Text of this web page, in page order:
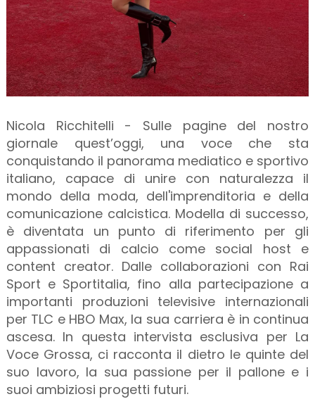
Nicola Ricchitelli - Sulle pagine del nostro
giornale quest’oggi, una voce che sta
conquistando il panorama mediatico e sportivo
italiano, capace di unire con naturalezza il
mondo della moda, dell'imprenditoria e della
comunicazione calcistica. Modella di successo,
è diventata un punto di riferimento per gli
appassionati di calcio come social host e
content creator. Dalle collaborazioni con Rai
Sport e Sportitalia, fino alla partecipazione a
importanti produzioni televisive internazionali
per TLC e HBO Max, la sua carriera è in continua
ascesa. In questa intervista esclusiva per La
Voce Grossa, ci racconta il dietro le quinte del
suo lavoro, la sua passione per il pallone e i
suoi ambiziosi progetti futuri.